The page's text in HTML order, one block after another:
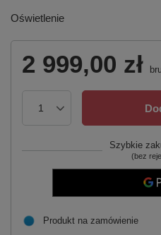
Oświetlenie
2 999,00 zł
Szybkie
(bez
Produkt na zamówienie